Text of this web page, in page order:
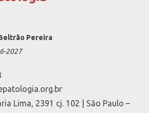
Pereira
2027
Lima, 2391 cj. 102 | São Paulo –